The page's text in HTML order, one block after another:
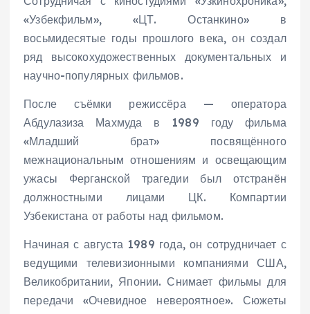
«Узбекфильм», «ЦТ. Останкино» в
восьмидесятые годы прошлого века, он создал
ряд высокохудожественных документальных и
научно-популярных фильмов.
После съёмки режиссёра — оператора
Абдулазиза Махмуда в 1989 году фильма
«Младший брат» посвящённого
межнациональным отношениям и освещающим
ужасы Ферганской трагедии был отстранён
должностными лицами ЦК. Компартии
Узбекистана от работы над фильмом.
Начиная с августа 1989 года, он сотрудничает с
ведущими телевизионными компаниями США,
Великобритании, Японии. Снимает фильмы для
передачи «Очевидное невероятное». Сюжеты